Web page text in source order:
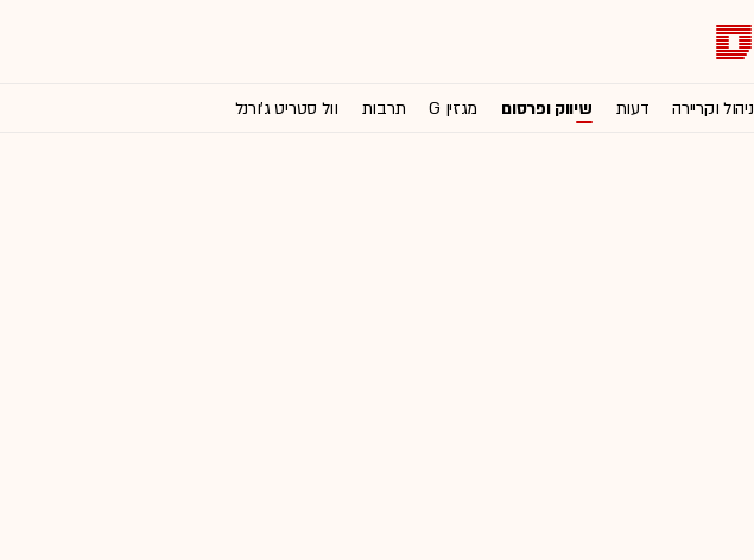
ניהול וקריירה דעות שיווק ופרסום מגזין G תרבות וול סטריט ג'ורנל